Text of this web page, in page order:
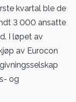
kvartal ble de
3 000 ansatte
I løpet av
av Eurocon
og